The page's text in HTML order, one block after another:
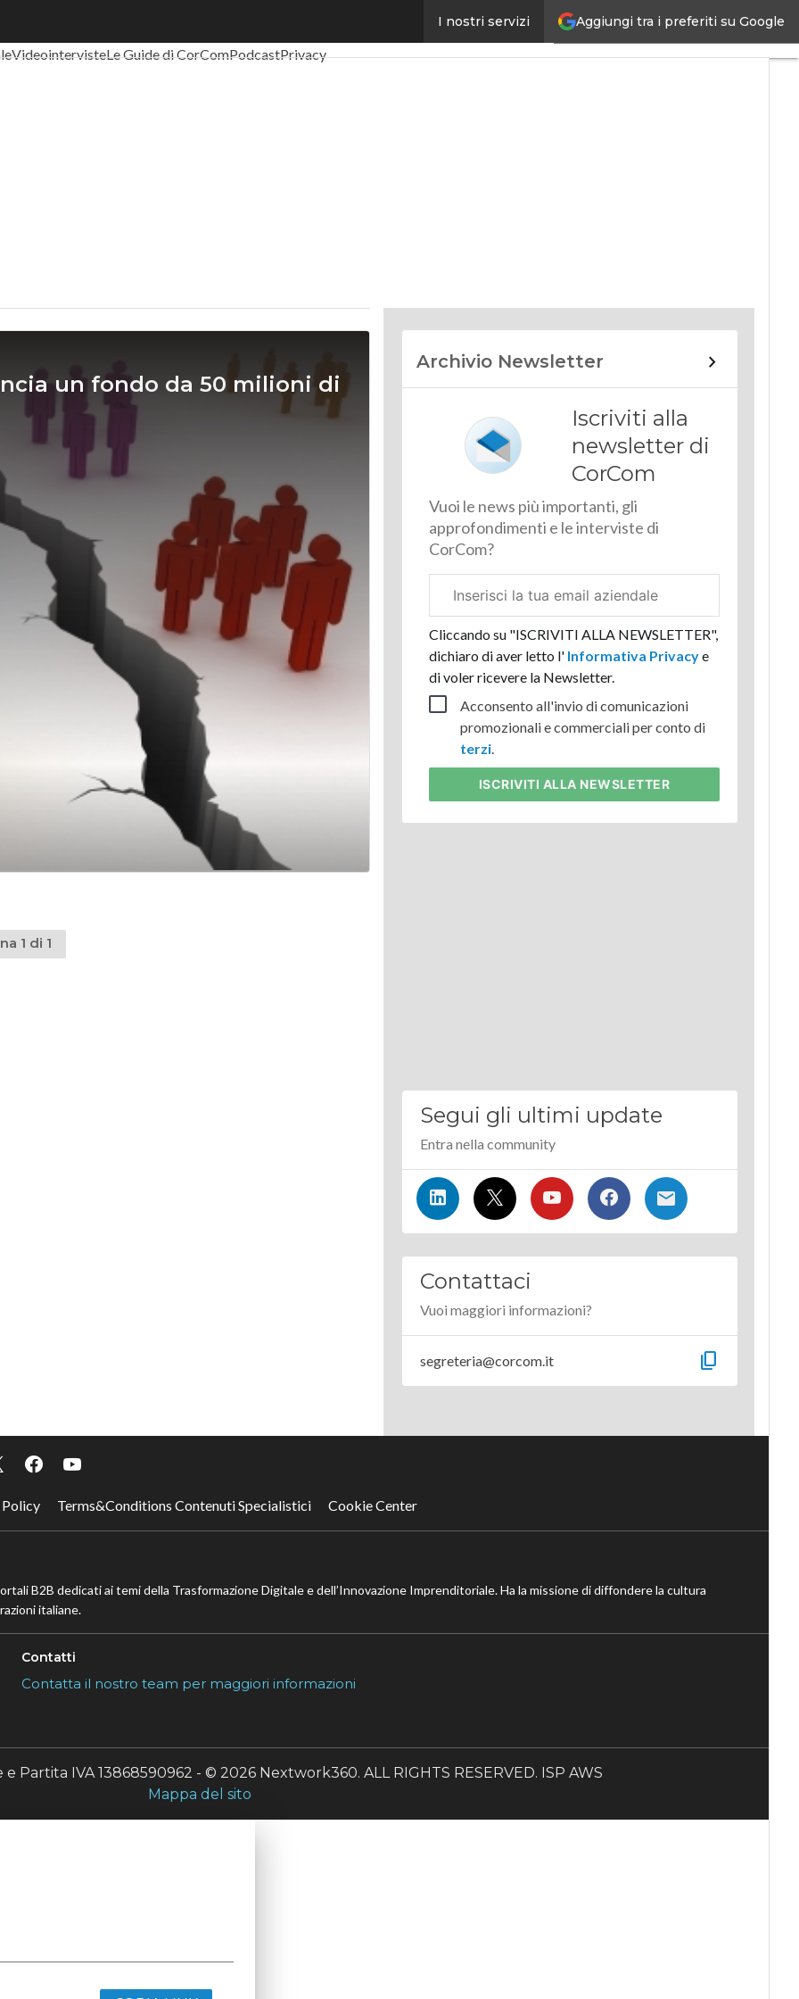
Aggiungi tra i preferiti su Google
I nostri servizi
VideointervisteLe Guide di CorComPodcastPrivacy
un fondo da 50 milioni di
1 di 1
Archivio Newsletter
Iscriviti alla
newsletter di
CorCom
Vuoi le news più importanti, gli
approfondimenti e le interviste di
CorCom?
aziendale
Cliccando su "ISCRIVITI ALLA NEWSLETTER",
dichiaro di aver letto l'Informativa Privacye
di voler ricevere la Newsletter.
Acconsento all'invio di comunicazioni
promozionali e commerciali per conto di
terzi.
ISCRIVITI ALLA NEWSLETTER
Segui gli ultimi update
Entra nella community
Contattaci
Vuoi maggiori informazioni?
segreteria@corcom.it content_copy
Terms&Conditions Contenuti Specialistici Cookie Center
B2B dedicati ai temi della Trasformazione Digitale e dell’Innovazione Imprenditoriale. Ha la missione di diffondere la cultura
italiane.
Contatti
Contatta il nostro team per maggiori informazioni
Partita IVA 13868590962 - © 2026 Nextwork360. ALL RIGHTS RESERVED. ISP AWS
Mappa del sito